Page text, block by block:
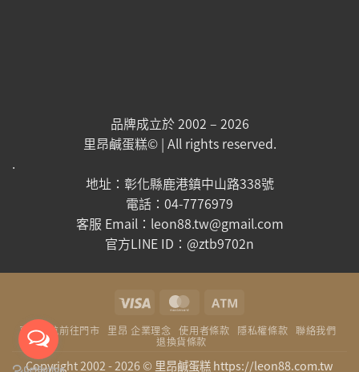
品牌成立於 2002 – 2026
里昂鹹蛋糕© | All rights reserved.
.
地址：彰化縣鹿港鎮中山路338號
電話：04-7776979
客服 Email：leon88.tw@gmail.com
官方LINE ID：@ztb9702n
Visa MasterCard
直接導航前往門市 里昂 企業理念 使用者條款 隱私權條款 聯絡我們
退換貨條款
Copyright 2002 - 2026 © 里昂鹹蛋糕 https://leon88.com.tw